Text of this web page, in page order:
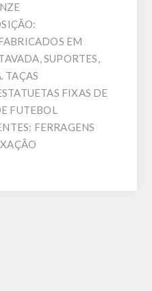
EM
SUPORTES,
TAÇAS
FIXAS DE
FUTEBOL
FERRAGENS